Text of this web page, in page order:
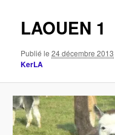
LAOUEN 1
Publié le24 décembre 2013
KerLA